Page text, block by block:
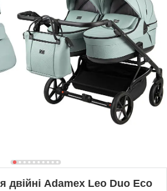
двійні Adamex Leo Duo Eco